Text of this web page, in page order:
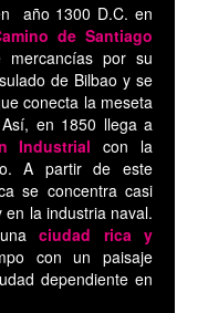
año 1300 D.C. en
de Santiago
por su
de Bilbao y se
conecta la meseta
en 1850 llega a
Industrialcon la
A partir de este
se concentra casi
la industria naval.
unaciudad rica y
con un paisaje
dependiente en